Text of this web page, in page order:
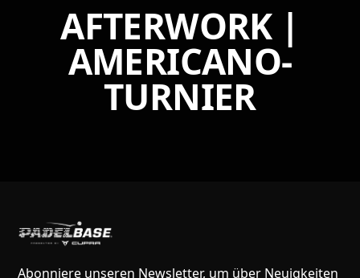
AFTERWORK |
AMERICANO-
TURNIER
Abonniere unseren Newsletter, um über Neuigkeiten